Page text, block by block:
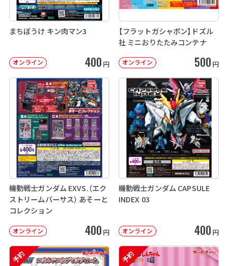
まちぼうけ キン肉マン3
オンライン 400 円
【フラットガシャポン】ドズル
社 ミニおりたたみコンテナ
オンライン 500 円
機動戦士ガンダム EXVS.（エク
ストリームバーサス） あそーと
コレクション
オンライン 400 円
機動戦士ガンダム CAPSULE
INDEX 03
オンライン 400 円
予約 予約